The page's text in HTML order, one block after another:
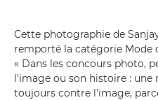
Cette photographie de
remporté la catégorie Mode
« Dans les concours photo,
l'image ou son histoire : une
toujours contre l'image,